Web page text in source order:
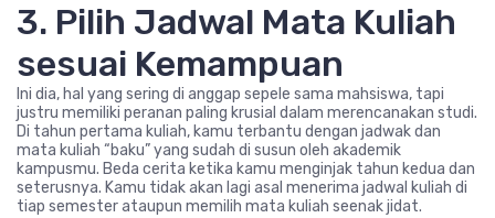
3. Pilih Jadwal Mata Kuliah
sesuai Kemampuan
Ini dia, hal yang sering di anggap sepele sama mahsiswa, tapi
justru memiliki peranan paling krusial dalam merencanakan studi.
Di tahun pertama kuliah, kamu terbantu dengan jadwak dan
mata kuliah “baku” yang sudah di susun oleh akademik
kampusmu. Beda cerita ketika kamu menginjak tahun kedua dan
seterusnya. Kamu tidak akan lagi asal menerima jadwal kuliah di
tiap semester ataupun memilih mata kuliah seenak jidat.